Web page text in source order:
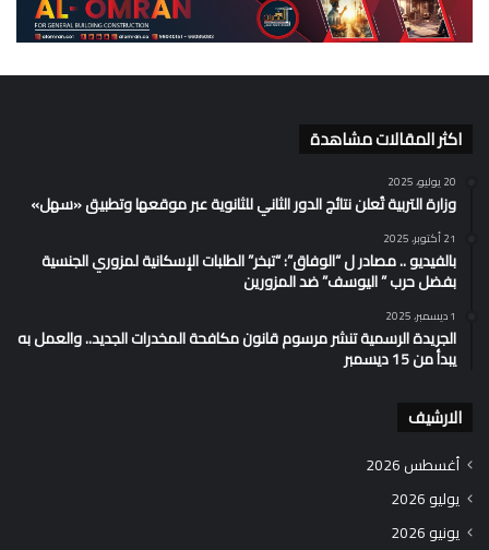
اكثر المقالات مشاهدة
20 يوليو، 2025
وزارة التربية تُعلن نتائج الدور الثاني للثانوية عبر موقعها وتطبيق «سهل»
21 أكتوبر، 2025
بالفيديو .. مصادر ل “الوفاق”: “تبخر” الطلبات الإسكانية لمزوري الجنسية
بفضل حرب ” اليوسف” ضد المزورين
1 ديسمبر، 2025
الجريدة الرسمية تنشر مرسوم قانون مكافحة المخدرات الجديد.. والعمل به
يبدأ من 15 ديسمبر
الارشيف
أغسطس 2026
يوليو 2026
يونيو 2026